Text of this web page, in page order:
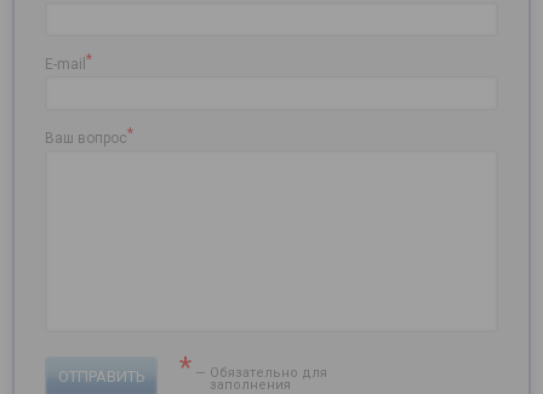
E-mail *
Ваш вопрос*
ОТПРАВИТЬ * — Обязательно для
заполнения